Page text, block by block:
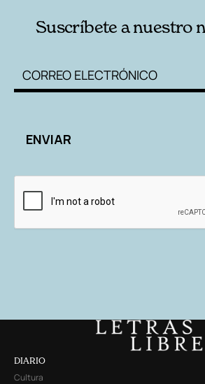
Suscríbete a nuestro
DIARIO
Cultura